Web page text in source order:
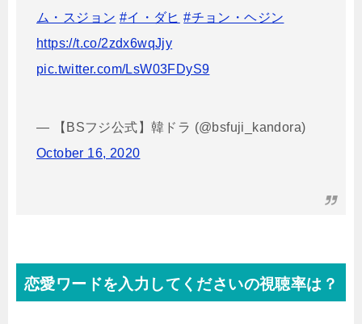
ム・スジョン #イ・ダヒ #チョン・ヘジン
https://t.co/2zdx6wqJjy
pic.twitter.com/LsW03FDyS9
— 【BSフジ公式】韓ドラ (@bsfuji_kandora)
October 16, 2020
恋愛ワードを入力してくださいの視聴率は？